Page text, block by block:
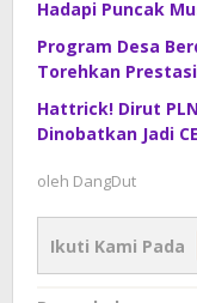
Hadapi Puncak
Program Desa
Torehkan
Hattrick! Dirut
Dinobatkan Jadi
oleh DangDut
Ikuti Kami Pada